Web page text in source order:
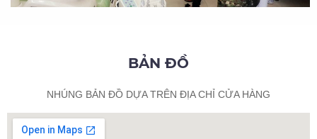
BẢN ĐỒ
NHÚNG BẢN ĐỒ DỰA TRÊN ĐỊA CHỈ CỬA HÀNG